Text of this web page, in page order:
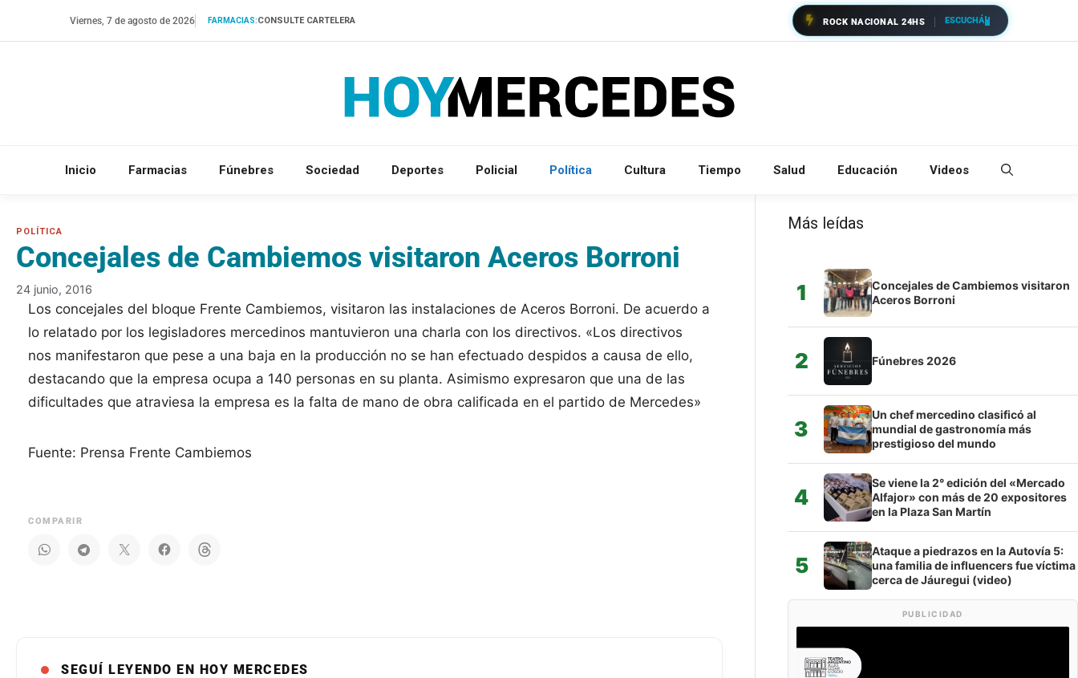
Viernes, 7 de agosto de 2026 FARMACIAS:CONSULTE CARTELERA ROCK NACIONAL 24HS ESCUCHÁ
Inicio Farmacias Fúnebres Sociedad Deportes Policial Política Cultura Tiempo Salud Educación Videos
Concejales de Cambiemos visitaron Aceros Borroni
24 junio, 2016
Los concejales del bloque Frente Cambiemos, visitaron las instalaciones de Aceros Borroni. De acuerdo a
lo relatado por los legisladores mercedinos mantuvieron una charla con los directivos. «Los directivos
nos manifestaron que pese a una baja en la producción no se han efectuado despidos a causa de ello,
destacando que la empresa ocupa a 140 personas en su planta. Asimismo expresaron que una de las
dificultades que atraviesa la empresa es la falta de mano de obra calificada en el partido de Mercedes»
Fuente: Prensa Frente Cambiemos
COMPARIR
SEGUÍ LEYENDO EN HOY MERCEDES
Más leídas
1
Concejales de Cambiemos visitaron
Aceros Borroni
2 Fúnebres 2026
3
Un chef mercedino clasificó al
mundial de gastronomía más
prestigioso del mundo
4
Se viene la 2° edición del «Mercado
Alfajor» con más de 20 expositores
en la Plaza San Martín
5
Ataque a piedrazos en la Autovía 5:
una familia de influencers fue víctima
cerca de Jáuregui (video)
PUBLICIDAD